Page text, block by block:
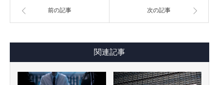
前の記事 次の記事
関連記事